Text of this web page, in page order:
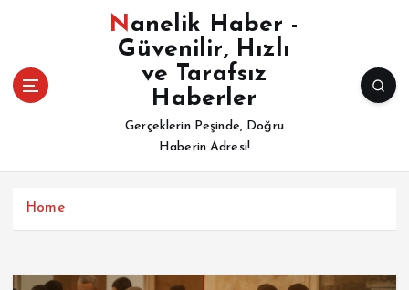
Nanelik Haber -
Güvenilir, Hızlı
ve Tarafsız
Haberler
Gerçeklerin Peşinde, Doğru
Haberin Adresi!
Home